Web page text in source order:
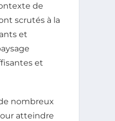
de
scrutés à la
et
et
nombreux
atteindre